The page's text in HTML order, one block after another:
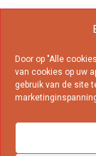
Door op "Alle
van cookies op uw
gebruik van de site
Business
Online